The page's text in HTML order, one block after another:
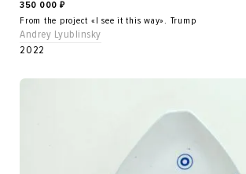
350 000 ₽
From the project «I see it this way». Trump
Andrey Lyublinsky
2022